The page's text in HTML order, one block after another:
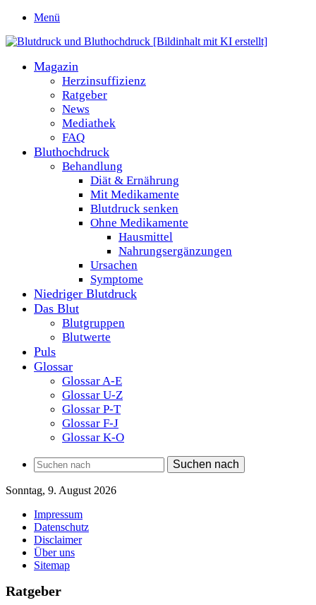
Menü
Magazin
Herzinsuffizienz
Ratgeber
News
Mediathek
FAQ
Bluthochdruck
Behandlung
Diät & Ernährung
Mit Medikamente
Blutdruck senken
Ohne Medikamente
Hausmittel
Nahrungsergänzungen
Ursachen
Symptome
Niedriger Blutdruck
Das Blut
Blutgruppen
Blutwerte
Puls
Glossar
Glossar A-E
Glossar U-Z
Glossar P-T
Glossar F-J
Glossar K-O
Suchen nach
Sonntag, 9. August 2026
Impressum
Datenschutz
Disclaimer
Über uns
Sitemap
Ratgeber